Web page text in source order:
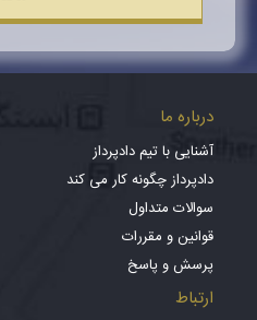
درباره ما
آشنایی با تیم دادپرداز
دادپرداز چگونه کار می کند
سوالات متداول
قوانین و مقررات
پرسش و پاسخ
ارتباط